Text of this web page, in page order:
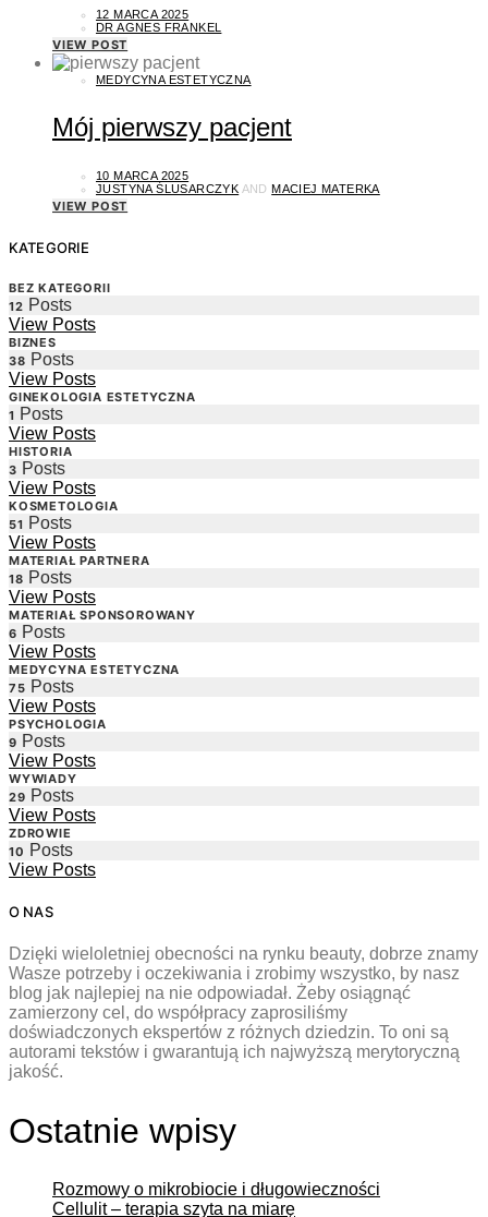
12 MARCA 2025
DR AGNES FRANKEL
VIEW POST
MEDYCYNA ESTETYCZNA
Mój pierwszy pacjent
10 MARCA 2025
JUSTYNA ŚLUSARCZYK AND MACIEJ MATERKA
VIEW POST
KATEGORIE
BEZ KATEGORII
12 Posts
View Posts
BIZNES
38 Posts
View Posts
GINEKOLOGIA ESTETYCZNA
1 Posts
View Posts
HISTORIA
3 Posts
View Posts
KOSMETOLOGIA
51 Posts
View Posts
MATERIAŁ PARTNERA
18 Posts
View Posts
MATERIAŁ SPONSOROWANY
6 Posts
View Posts
MEDYCYNA ESTETYCZNA
75 Posts
View Posts
PSYCHOLOGIA
9 Posts
View Posts
WYWIADY
29 Posts
View Posts
ZDROWIE
10 Posts
View Posts
O NAS
Dzięki wieloletniej obecności na rynku beauty, dobrze znamy
Wasze potrzeby i oczekiwania i zrobimy wszystko, by nasz
blog jak najlepiej na nie odpowiadał. Żeby osiągnąć
zamierzony cel, do współpracy zaprosiliśmy
doświadczonych ekspertów z różnych dziedzin. To oni są
autorami tekstów i gwarantują ich najwyższą merytoryczną
jakość.
Ostatnie wpisy
Rozmowy o mikrobiocie i długowieczności
Cellulit – terapia szyta na miarę